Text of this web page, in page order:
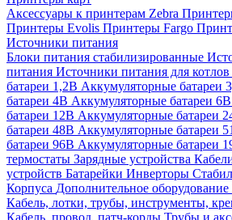
Аксессуары к принтерам Zebra
Принтеры Evolis Принтеры Fargo
Источники питания
Блоки питания стабилизированные
питания Источники питания для котлов
батареи 1,2В Аккумуляторные батареи
батареи 4В Аккумуляторные батареи 6В
батареи 12В Аккумуляторные батареи
батареи 48В Аккумуляторные батареи
батареи 96В Аккумуляторные батареи
термостаты Зарядные устройства
устройств Батарейки Инверторы
Корпуса Дополнительное оборудование
Кабель, лотки, трубы, инструменты,
Кабель, провод, патч-корды Трубы и